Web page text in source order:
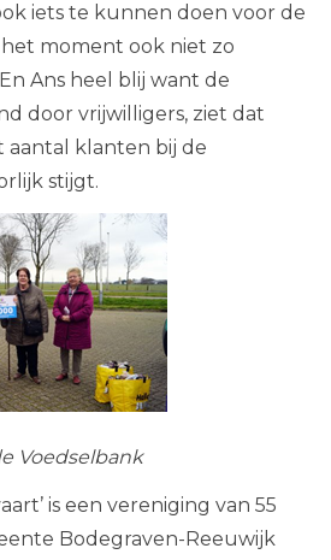
iets te kunnen doen voor de
moment ook niet zo
Ans heel blij want de
door vrijwilligers, ziet dat
aantal klanten bij de
stijgt.
Voedselbank
is een vereniging van 55
Bodegraven-Reeuwijk